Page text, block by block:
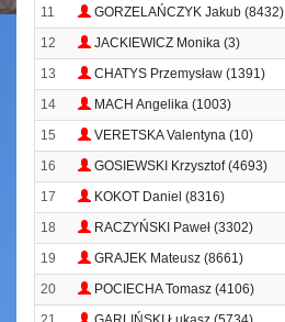
11 GORZELAŃCZYK Jakub (8432)
12 JACKIEWICZ Monika (3)
13 CHATYS Przemysław (1391)
14 MACH Angelika (1003)
15
VERETSKA Valentyna (10)
16
GOSIEWSKI Krzysztof (4693)
17 KOKOT Daniel (8316)
18 RACZYŃSKI Paweł (3302)
19 GRAJEK Mateusz (8661)
20 POCIECHA Tomasz (4106)